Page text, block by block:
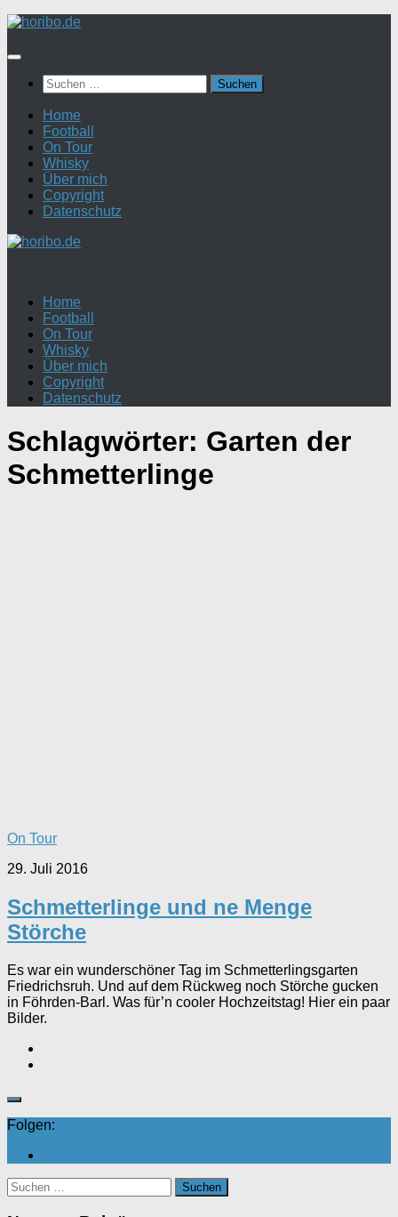
Zum
springen
Suchen
nach:
Home
Football
On Tour
Whisky
Über mich
Copyright
Datenschutz
Home
Football
On Tour
Whisky
Über mich
Copyright
Datenschutz
Schlagwörter: Garten der
Schmetterlinge
On Tour
29. Juli 2016
Schmetterlinge und ne Menge
Störche
Es war ein wunderschöner Tag im Schmetterlingsgarten
Friedrichsruh. Und auf dem Rückweg noch Störche gucken
in Föhrden-Barl. Was für’n cooler Hochzeitstag! Hier ein paar
Bilder.
Folgen:
Suchen
nach: